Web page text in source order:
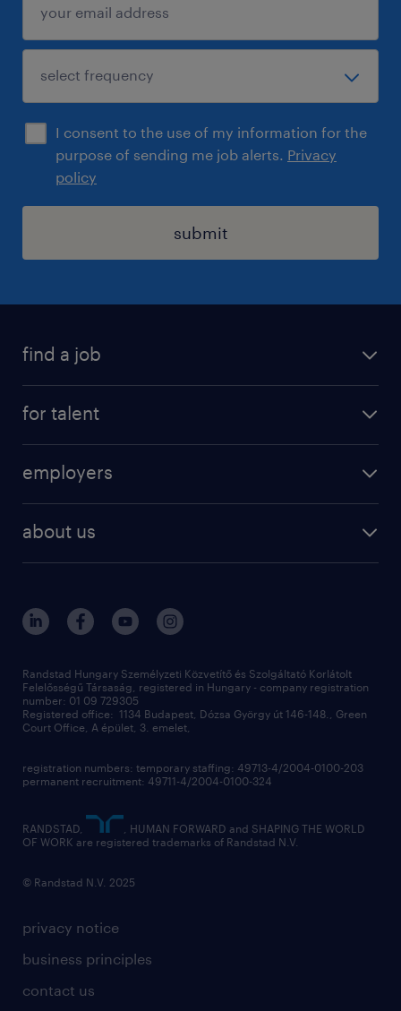
I consent to the use of my information for the
purpose of sending me job alerts. Privacy
policy
submit
find a job
for talent
professional
contact us
employers
operational
professional
digital
contact us
about us
randstad hungary
our offices
sustainability
privacy notice
business principles
contact us
Randstad Hungary Személyzeti Közvetítő és Szolgáltató Korlátolt
Felelősségű Társaság, registered in Hungary - company registration
number: 01 09 729305
Registered office: 1134 Budapest, Dózsa György út 146-148., Green
Court Office, A épület, 3. emelet,
registration numbers: temporary staffing: 49713-4/2004-0100-203
permanent recruitment: 49711-4/2004-0100-324
RANDSTAD,
, HUMAN FORWARD and SHAPING THE WORLD
OF WORK are registered trademarks of Randstad N.V.
© Randstad N.V. 2025